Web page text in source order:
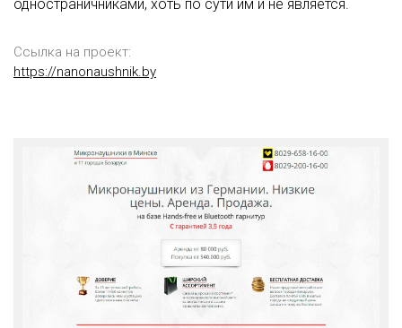
одностраничниками, хоть по сути им и не является.
Ссылка на проект:
https://nanonaushnik.by